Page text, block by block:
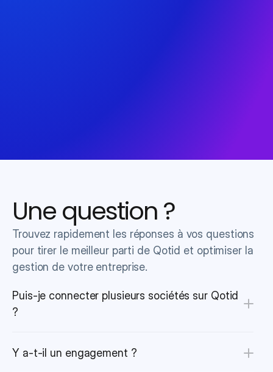
Une question ?
Trouvez rapidement les réponses à vos questions
pour tirer le meilleur parti de Qotid et optimiser la
gestion de votre entreprise.
Puis-je connecter plusieurs sociétés sur Qotid
?
Y a-t-il un engagement ?